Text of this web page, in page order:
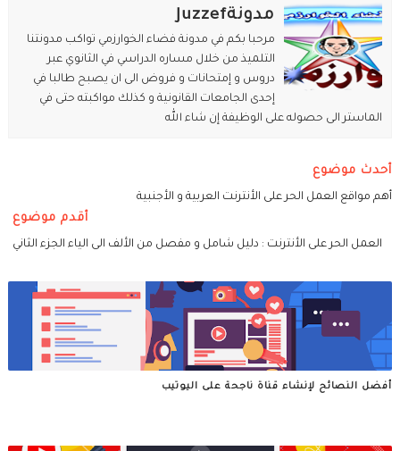
مدونةJuzzef
مرحبا بكم في مدونة فضاء الخوارزمي تواكب مدونتنا
التلميذ من خلال مساره الدراسي في الثانوي عبر
دروس و إمتحانات و فروض الى ان يصبح طالبا في
إحدى الجامعات القانونية و كذلك مواكبته حتى في
الماستر الى حصوله على الوظيفة إن شاء الله
أحدث موضوع
أهم مواقع العمل الحر على الأنترنت العربية و الأجنبية
أقدم موضوع
العمل الحر على الأنترنت : دليل شامل و مفصل من الألف الى الياء الجزء الثاني
أفضل النصائح لإنشاء قناة ناجحة على اليوتيب